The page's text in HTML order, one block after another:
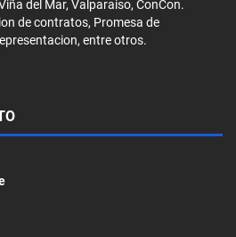
del Mar, Valparaiso, ConCon.
de contratos, Promesa de
entre otros.